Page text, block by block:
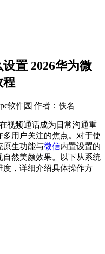
置 2026华为微
程
软件园 作者：佚名
视频通话成为日常沟通重
用户关注的焦点。对于使
原生功能与微信内置设置的
然美颜效果。以下从系统
，详细介绍具体操作方